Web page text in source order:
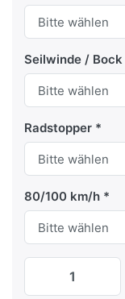
Seilwinde / Bock
Radstopper
80/100 km/h